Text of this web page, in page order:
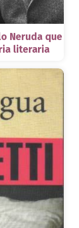
Neruda que
literaria